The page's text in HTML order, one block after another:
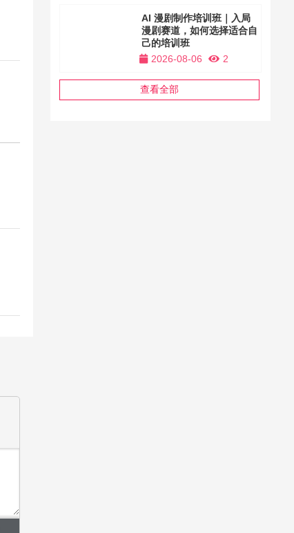
AI 漫剧制作培训班｜入局
漫剧赛道，如何选择适合自
己的培训班
2026-08-06
2
查看全部